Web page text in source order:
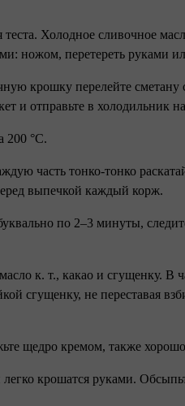
теста. Холодное сливочное
ножом, перетереть руками
крошку перелейте сметану
и отправьте в холодильник
200 °С.
часть тонко-тонко
выпечкой каждый корж.
по 2–3 минуты,
к. т., какао и сгущенку. В
сгущенку, не переставая
щедро кремом, также
крошатся руками.